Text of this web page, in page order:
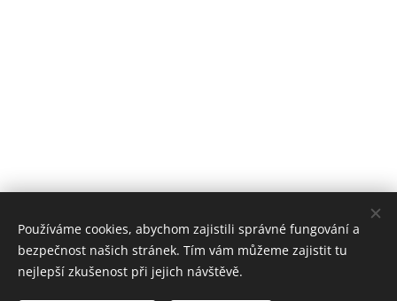
Používáme cookies, abychom zajistili správné fungování a
bezpečnost našich stránek. Tím vám můžeme zajistit tu
nejlepší zkušenost při jejich návštěvě.